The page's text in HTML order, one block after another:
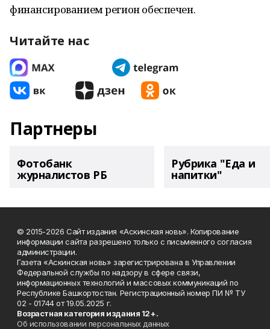
финансированием регион обеспечен.
Читайте нас
Партнеры
Фотобанк
журналистов РБ
Рубрика "Еда и
напитки"
© 2015-2026 Сайт издания «Аскинская новь». Копирование
информации сайта разрешено только с письменного согласия
администрации.
Газета «Аскинская новь» зарегистрирована в Управлении
Федеральной службы по надзору в сфере связи,
информационных технологий и массовых коммуникаций по
Республике Башкортостан. Регистрационный номер ПИ № ТУ
02 - 01744 от 19.05.2025 г.
Возрастная категория издания 12+.
Об использовании персональных данных